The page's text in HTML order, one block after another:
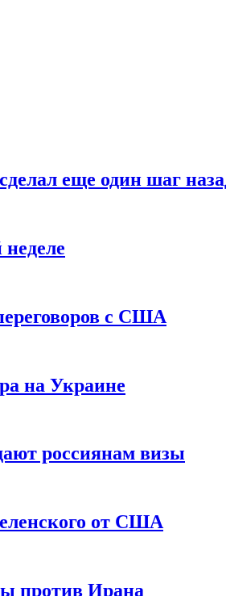
еще один шаг
с США
на Украине
россиянам визы
от США
против Ирана